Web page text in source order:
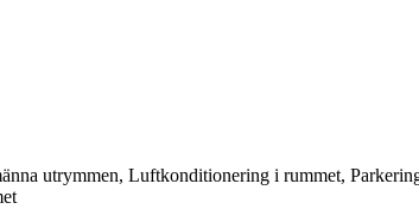
utrymmen, Luftkonditionering i rummet,